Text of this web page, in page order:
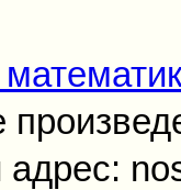
адрес: